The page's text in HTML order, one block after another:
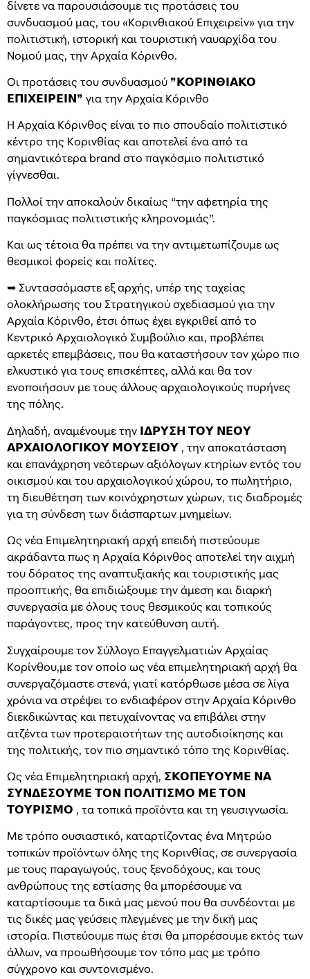
δίνετε να παρουσιάσουμε τις προτάσεις του
συνδυασμού μας, του «Κορινθιακού Επιχειρείν» για την
πολιτιστική, ιστορική και τουριστική ναυαρχίδα του
Νομού μας, την Αρχαία Κόρινθο.
Οι προτάσεις του συνδυασμού ❞𝝟𝝤𝝦𝝞𝝢𝝝𝝞𝝖𝝟𝝤
𝝚𝝥𝝞𝝬𝝚𝝞𝝦𝝚𝝞𝝢❞ για την Αρχαία Κόρινθο
Η Αρχαία Κόρινθος είναι το πιο σπουδαίο πολιτιστικό
κέντρο της Κορινθίας και αποτελεί ένα από τα
σημαντικότερα brand στο παγκόσμιο πολιτιστικό
γίγνεσθαι.
Πολλοί την αποκαλούν δικαίως “την αφετηρία της
παγκόσμιας πολιτιστικής κληρονομιάς”.
Και ως τέτοια θα πρέπει να την αντιμετωπίζουμε ως
θεσμικοί φορείς και πολίτες.
➥ Συντασσόμαστε εξ αρχής, υπέρ της ταχείας
ολοκλήρωσης του Στρατηγικού σχεδιασμού για την
Αρχαία Κόρινθο, έτσι όπως έχει εγκριθεί από το
Κεντρικό Αρχαιολογικό Συμβούλιο και, προβλέπει
αρκετές επεμβάσεις, που θα καταστήσουν τον χώρο πιο
ελκυστικό για τους επισκέπτες, αλλά και θα τον
ενοποιήσουν με τους άλλους αρχαιολογικούς πυρήνες
της πόλης.
Δηλαδή, αναμένουμε την 𝝞𝝙𝝦𝝪𝝨𝝜 𝝩𝝤𝝪 𝝢𝝚𝝤𝝪
𝝖𝝦𝝬𝝖𝝞𝝤𝝠𝝤𝝘𝝞𝝟𝝤𝝪 𝝡𝝤𝝪𝝨𝝚𝝞𝝤𝝪 , την αποκατάσταση
και επανάχρηση νεότερων αξιόλογων κτηρίων εντός του
οικισμού και του αρχαιολογικού χώρου, το πωλητήριο,
τη διευθέτηση των κοινόχρηστων χώρων, τις διαδρομές
για τη σύνδεση των διάσπαρτων μνημείων.
Ως νέα Επιμελητηριακή αρχή επειδή πιστεύουμε
ακράδαντα πως η Αρχαία Κόρινθος αποτελεί την αιχμή
του δόρατος της αναπτυξιακής και τουριστικής μας
προοπτικής, θα επιδιώξουμε την άμεση και διαρκή
συνεργασία με όλους τους θεσμικούς και τοπικούς
παράγοντες, προς την κατεύθυνση αυτή.
Συγχαίρουμε τον Σύλλογο Επαγγελματιών Αρχαίας
Κορίνθου,με τον οποίο ως νέα επιμελητηριακή αρχή θα
συνεργαζόμαστε στενά, γιατί κατόρθωσε μέσα σε λίγα
χρόνια να στρέψει το ενδιαφέρον στην Αρχαία Κόρινθο
διεκδικώντας και πετυχαίνοντας να επιβάλει στην
ατζέντα των προτεραιοτήτων της αυτοδιοίκησης και
της πολιτικής, τον πιο σημαντικό τόπο της Κορινθίας.
Ως νέα Επιμελητηριακή αρχή, 𝝨𝝟𝝤𝝥𝝚𝝪𝝤𝝪𝝡𝝚 𝝢𝝖
𝝨𝝪𝝢𝝙𝝚𝝨𝝤𝝪𝝡𝝚 𝝩𝝤𝝢 𝝥𝝤𝝠𝝞𝝩𝝞𝝨𝝡𝝤 𝝡𝝚 𝝩𝝤𝝢
𝝩𝝤𝝪𝝦𝝞𝝨𝝡𝝤 , τα τοπικά προϊόντα και τη γευσιγνωσία.
Με τρόπο ουσιαστικό, καταρτίζοντας ένα Μητρώο
τοπικών προϊόντων όλης της Κορινθίας, σε συνεργασία
με τους παραγωγούς, τους ξενοδόχους, και τους
ανθρώπους της εστίασης θα μπορέσουμε να
καταρτίσουμε τα δικά μας μενού που θα συνδέονται με
τις δικές μας γεύσεις πλεγμένες με την δική μας
ιστορία. Πιστεύουμε πως έτσι θα μπορέσουμε εκτός των
άλλων, να προωθήσουμε τον τόπο μας με τρόπο
σύγχρονο και συντονισμένο.